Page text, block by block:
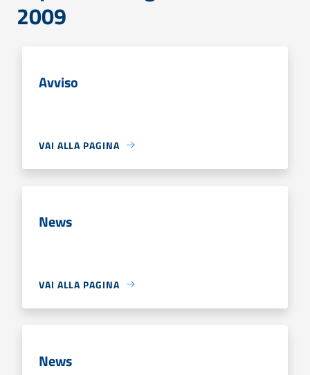
2009
Avviso
VAI ALLA PAGINA
News
VAI ALLA PAGINA
News